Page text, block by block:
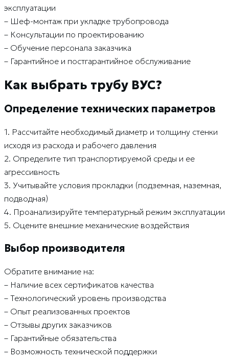
эксплуатации
– Шеф-монтаж при укладке трубопровода
– Консультации по проектированию
– Обучение персонала заказчика
– Гарантийное и постгарантийное обслуживание
Как выбрать трубу ВУС?
Определение технических параметров
1. Рассчитайте необходимый диаметр и толщину стенки
исходя из расхода и рабочего давления
2. Определите тип транспортируемой среды и ее
агрессивность
3. Учитывайте условия прокладки (подземная, наземная,
подводная)
4. Проанализируйте температурный режим эксплуатации
5. Оцените внешние механические воздействия
Выбор производителя
Обратите внимание на:
– Наличие всех сертификатов качества
– Технологический уровень производства
– Опыт реализованных проектов
– Отзывы других заказчиков
– Гарантийные обязательства
– Возможность технической поддержки